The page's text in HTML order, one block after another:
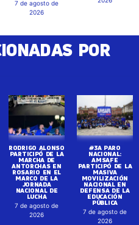
7 de agosto de
2026
POR
RODRIGO ALONSO
PARTICIPÓ DE LA
MARCHA DE
ANTORCHAS EN
ROSARIO EN EL
MARCO DE LA
JORNADA
NACIONAL DE
LUCHA
7 de agosto de
2026
#3A PARO
NACIONAL:
AMSAFE
PARTICIPÓ DE LA
MASIVA
MOVILIZACIÓN
NACIONAL EN
DEFENSA DE LA
EDUCACIÓN
PÚBLICA
7 de agosto de
2026